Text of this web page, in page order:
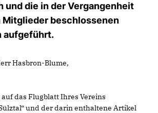
und die in der Vergangenheit
Mitglieder beschlossenen
aufgeführt.
Hasbron-Blume,
das Flugblatt Ihres Vereins
und der darin enthaltene Artikel